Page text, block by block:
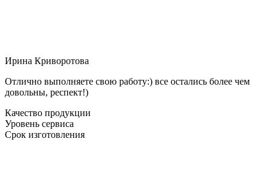
Ирина Криворотова
Отлично выполняете свою работу:) все остались более чем
довольны, респект!)
Качество продукции
Уровень сервиса
Срок изготовления